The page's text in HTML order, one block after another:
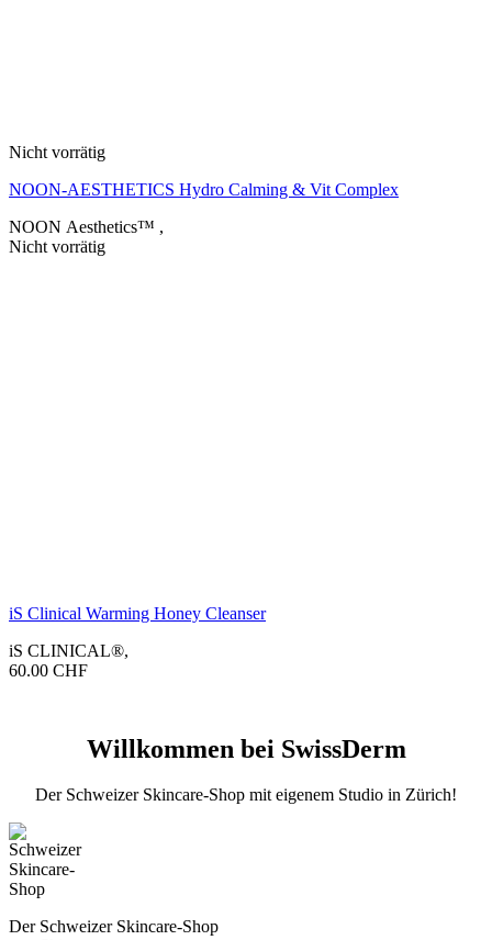
Nicht vorrätig
NOON-AESTHETICS Hydro Calming & Vit Complex
NOON Aesthetics™ ,
Nicht vorrätig
iS Clinical Warming Honey Cleanser
iS CLINICAL®,
60.00 CHF
Willkommen bei SwissDerm
Der Schweizer Skincare-Shop mit eigenem Studio in Zürich!
Der Schweizer Skincare-Shop